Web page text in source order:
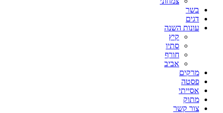
בשר
דגים
עונות השנה
קיץ
סתיו
חורף
אביב
מרקים
פסטה
אסייתי
מתוק
צור קשר